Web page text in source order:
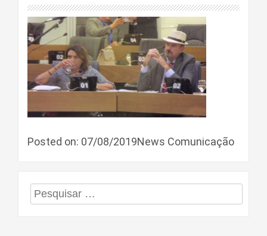
Posted on: 07/08/2019News Comunicação
Pesquisar
por: